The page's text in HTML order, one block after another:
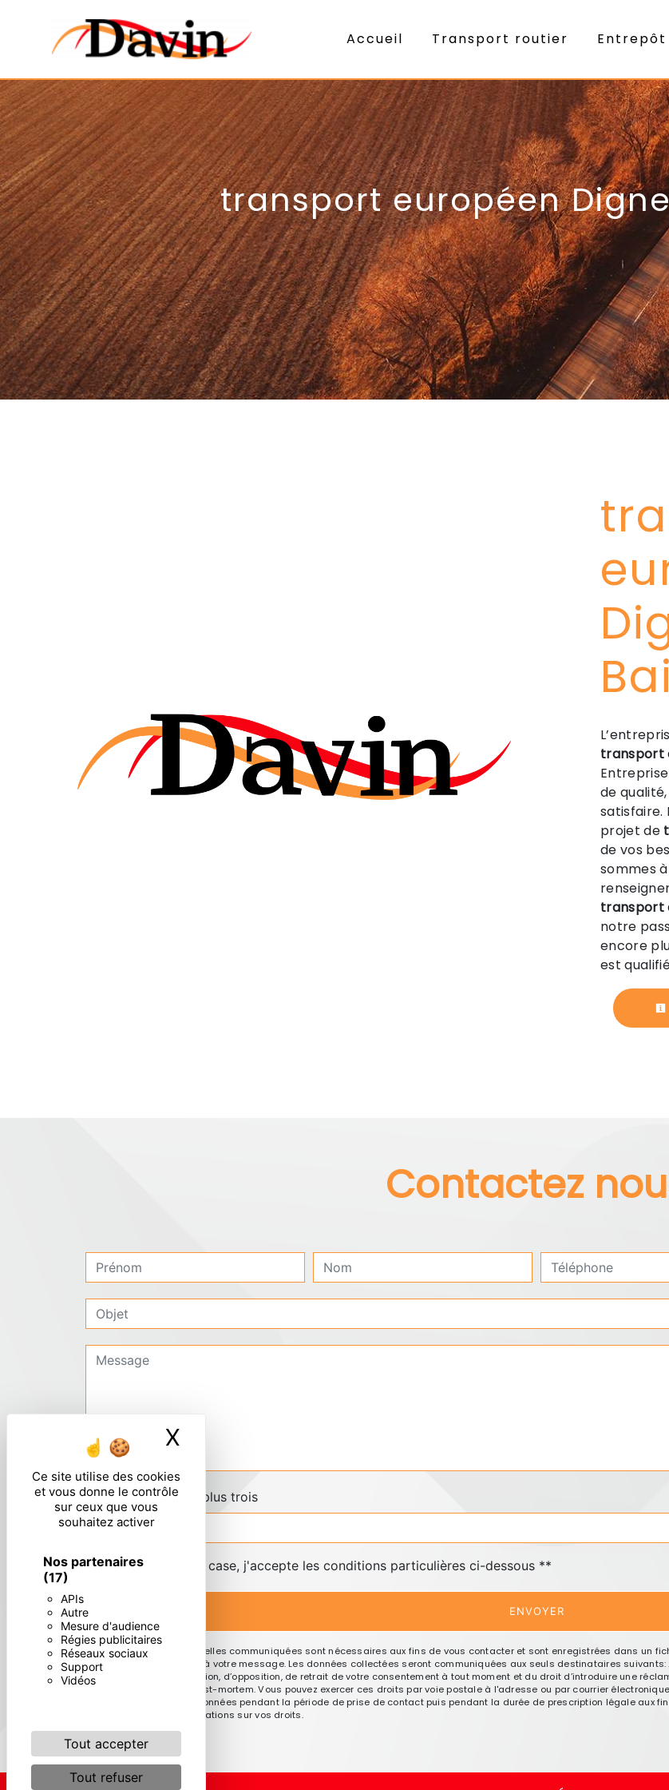
Ce site utilise des cookies
et vous donne le contrôle
sur ceux que vous
souhaitez activer
Nos partenaires
(17)
APIs
Autre
Mesure d'audience
Régies publicitaires
Réseaux sociaux
Support
Vidéos
Tout accepter
Tout refuser
X
Accueil Transport routier Entrepôt
transport européen
transport
de
satisfaire.
projet de
de vos
sommes
transport
notre
encore
est
Contactez
Combien font cinq plus trois
En cochant cette case, j'accepte les conditions particulières ci-dessous **
ENVOYER
** Les données personnelles communiquées sont nécessaires aux fins de vous contacter et sont enregistrées dans un
le seul but de répondre à votre message. Les données collectées seront communiquées aux seuls destinataires
de portabilité, de limitation, d’opposition, de retrait de votre consentement à tout moment et du droit d’introduire une
sort de vos données post-mortem. Vous pouvez exercer ces droits par voie postale à l'adresse ou par courrier
Nous conservons vos données pendant la période de prise de contact puis pendant la durée de prescription légale aux
cnil.fr pour plus d’informations sur vos droits.